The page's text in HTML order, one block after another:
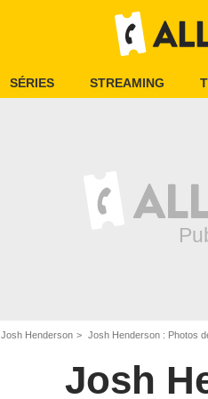
SÉRIES STREAMING
Josh Henderson Josh Henderson : Photos
Josh